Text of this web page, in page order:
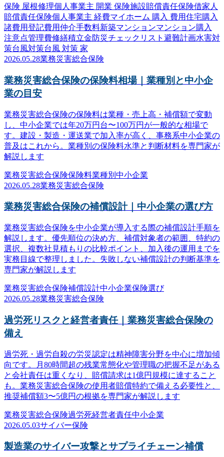
保険 屋根修理個人事業主 開業 保険施設賠償責任保険借家人
賠償責任保険個人事業主 経費マイホーム 購入 費用住宅購入
諸費用登記費用仲介手数料新築マンションマンション購入
注意点管理費修繕積立金防災チェックリスト 避難計画水害対
策台風対策台風 対策 家
2026.05.28業務災害総合保険
業務災害総合保険の保険料相場｜業種別と中小企
業の目安
業務災害総合保険の保険料は業種・売上高・補償額で変動
し、中小企業では年20万円台〜100万円が一般的な相場で
す。建設・製造・運送業で加入率が高く、事務系中小企業の
普及はこれから。業種別の保険料水準と判断材料を専門家が
解説します
業務災害総合保険保険料業種別 中小企業
2026.05.28業務災害総合保険
業務災害総合保険の補償設計｜中小企業の選び方
業務災害総合保険を中小企業が導入する際の補償設計手順を
解説します。優先順位の決め方、補償対象者の範囲、特約の
選択、複数社見積もりの比較ポイント、加入後の運用までを
実務目線で整理しました。失敗しない補償設計の判断基準を
専門家が解説します
業務災害総合保険補償設計中小企業保険選び
2026.05.28業務災害総合保険
過労死リスクと経営者責任｜業務災害総合保険の
備え
過労死・過労自殺の労災認定は精神障害分野を中心に増加傾
向です。月80時間超の残業常態化や管理職の把握不足がある
と会社責任は重くなり、賠償請求は1億円規模に達すること
も。業務災害総合保険の使用者賠償特約で備える必要性と、
推奨補償額3〜5億円の根拠を専門家が解説します
業務災害総合保険過労死経営者責任中小企業
2026.05.03サイバー保険
製造業のサイバー攻撃とサプライチェーン補償